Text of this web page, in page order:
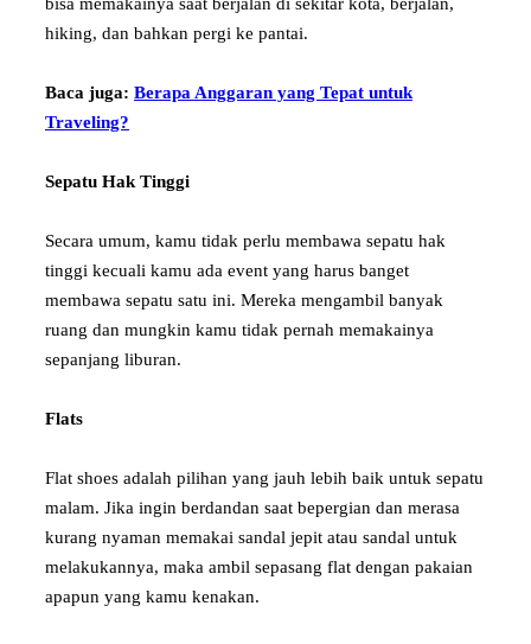
hiking, dan bahkan pergi ke pantai.
Baca juga: Berapa Anggaran yang Tepat untuk
Traveling?
Sepatu Hak Tinggi
Secara umum, kamu tidak perlu membawa sepatu hak
tinggi kecuali kamu ada event yang harus banget
membawa sepatu satu ini. Mereka mengambil banyak
ruang dan mungkin kamu tidak pernah memakainya
sepanjang liburan.
Flats
Flat shoes adalah pilihan yang jauh lebih baik untuk sepatu
malam. Jika ingin berdandan saat bepergian dan merasa
kurang nyaman memakai sandal jepit atau sandal untuk
melakukannya, maka ambil sepasang flat dengan pakaian
apapun yang kamu kenakan.